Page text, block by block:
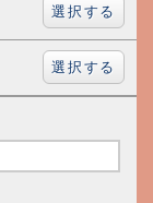
選択する
選択する